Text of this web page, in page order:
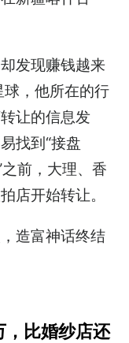
发现赚钱越来
，他所在的行
让的信息发
找到“接盘
前，大理、香
店开始转让。
造富神话终结
比婚纱店还